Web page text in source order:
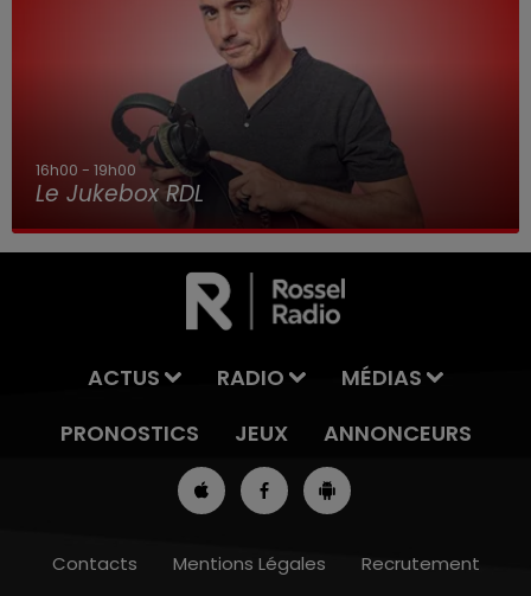
16h00 - 19h00
Le Jukebox RDL
ACTUS RADIO
MÉDIAS
PRONOSTICS
JEUX ANNONCEURS
Contacts Mentions Légales Recrutement